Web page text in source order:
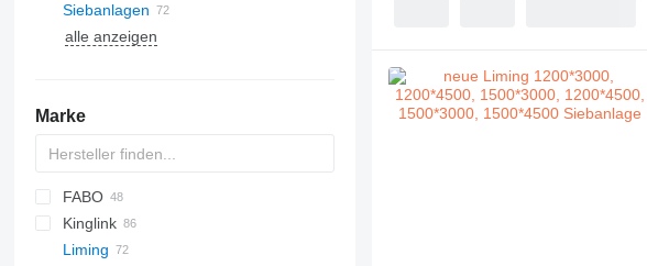
Siebanlagen‎
Prallbrecher mit horizontalen
Wellen
Kugelmühlen
alle anzeigen
Marke
DF
60
SM
E-series
S-series
FABO
FTB
FTI
542
640
PC
Combo
Explorer
Kinglink
2LSX
Mobiscreen
Liming